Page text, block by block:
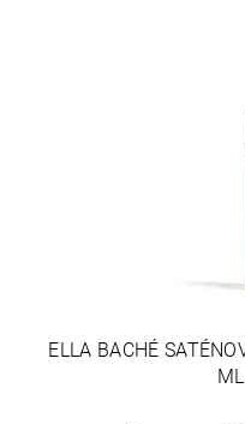
ELLA BACHÉ